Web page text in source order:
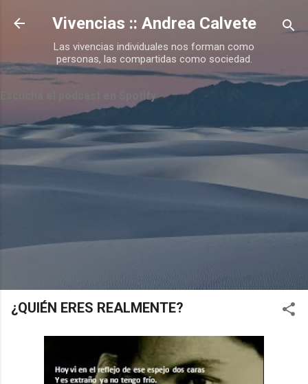
Ir al contenido principal
Vivencias :: Andrea Calvete
Las vivencias individuales nos forman como
personas, las compartidas como sociedad.
Escuchá el podcast en Spotify
¿QUIÉN ERES REALMENTE?